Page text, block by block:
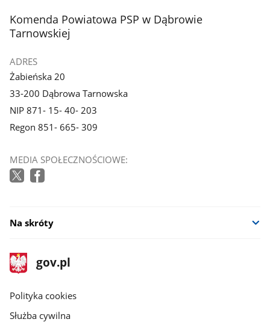
stopka
Komenda Powiatowa PSP w Dąbrowie
Tarnowskiej
ADRES
Żabieńska 20
33-200 Dąbrowa Tarnowska
NIP 871- 15- 40- 203
Regon 851- 665- 309
MEDIA SPOŁECZNOŚCIOWE:
Na skróty
stopka
gov.pl
Strona
gov.pl
gov.pl
Polityka cookies
Służba cywilna